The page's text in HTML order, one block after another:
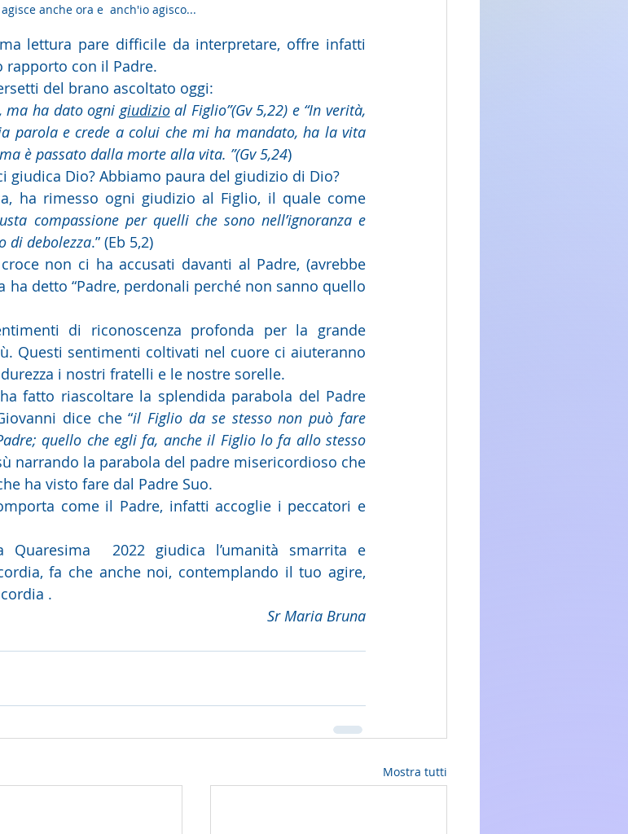
anche ora e  anch'io agisco...
lettura pare difficile da interpretare, offre infatti
rapporto con il Padre.
del brano ascoltato oggi:
ma ha dato ogni giudizio al Figlio”(Gv 5,22) e “In verità,
parola e crede a colui che mi ha mandato, ha la vita
ma è passato dalla morte alla vita. ”(Gv 5,24)
giudica Dio? Abbiamo paura del giudizio di Dio?
ha rimesso ogni giudizio al Figlio, il quale come
compassione per quelli che sono nell’ignoranza e
di debolezza.” (Eb 5,2)
non ci ha accusati davanti al Padre, (avrebbe
detto “Padre, perdonali perché non sanno quello
di riconoscenza profonda per la grande
Questi sentimenti coltivati nel cuore ci aiuteranno
i nostri fratelli e le nostre sorelle.
fatto riascoltare la splendida parabola del Padre
dice che “il Figlio da se stesso non può fare
quello che egli fa, anche il Figlio lo fa allo stesso
narrando la parabola del padre misericordioso che
ha visto fare dal Padre Suo.
come il Padre, infatti accoglie i peccatori e
Quaresima  2022 giudica l’umanità smarrita e
fa che anche noi, contemplando il tuo agire,
.
Sr Maria Bruna
Mostra tutti